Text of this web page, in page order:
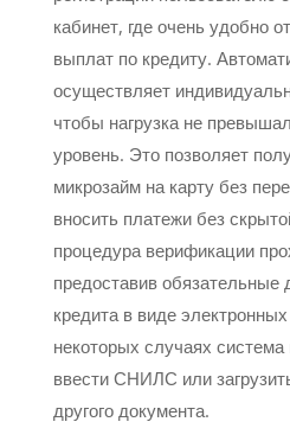
кабинет, где очень удобно
выплат по кредиту.
осуществляет
чтобы нагрузка не
уровень. Это позволяет
микрозайм на карту без
вносить платежи без
процедура верификации
предоставив обязательные
кредита в виде
некоторых случаях
ввести СНИЛС или
другого документа.